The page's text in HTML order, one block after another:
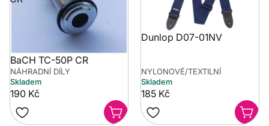
BaCH TC-50P CR
NÁHRADNÍ DÍLY
Skladem
190 Kč
Dunlop D07-01NV
NYLONOVÉ/TEXTILNÍ
Skladem
185 Kč